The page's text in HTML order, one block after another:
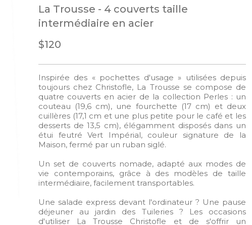
La Trousse - 4 couverts taille
intermédiaire en acier
$120
Inspirée des « pochettes d'usage » utilisées depuis
toujours chez Christofle, La Trousse se compose de
quatre couverts en acier de la collection Perles : un
couteau (19,6 cm), une fourchette (17 cm) et deux
cuillères (17,1 cm et une plus petite pour le café et les
desserts de 13,5 cm), élégamment disposés dans un
étui feutré Vert Impérial, couleur signature de la
Maison, fermé par un ruban siglé.
Un set de couverts nomade, adapté aux modes de
vie contemporains, grâce à des modèles de taille
intermédiaire, facilement transportables.​
Une salade express devant l'ordinateur ? Une pause
déjeuner au jardin des Tuileries ? Les occasions
d'utiliser La Trousse Christofle et de s'offrir un